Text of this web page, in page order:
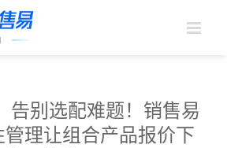
告别选配难题！销售易
管理让组合产品报价下